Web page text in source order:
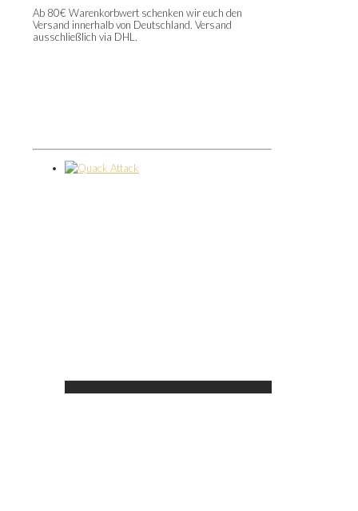
Ab 80€ Warenkorbwert schenken wir euch den
Versand innerhalb von Deutschland. Versand
ausschließlich via DHL.